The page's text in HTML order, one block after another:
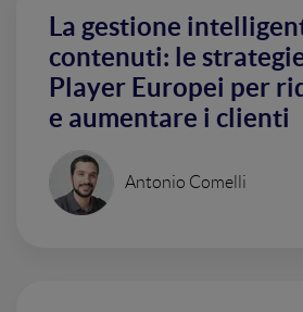
La gestione
contenuti: le
Player Europei per
e aumentare i clienti
Antonio Comelli